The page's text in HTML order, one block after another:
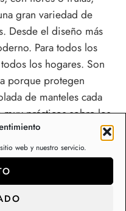
web y nuestro servicio.
gran variedad de
Desde el diseño más
Para todos los
los hogares. Son
porque protegen
de manteles cada
muy prácticos sobre los
son la perfecta
y cocina. Disponemos
diseños de mantelerías
de suministro y
consumo.